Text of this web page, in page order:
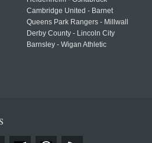
Cambridge United - Barnet
Queens Park Rangers - Millwall
Derby County - Lincoln City
Barnsley - Wigan Athletic